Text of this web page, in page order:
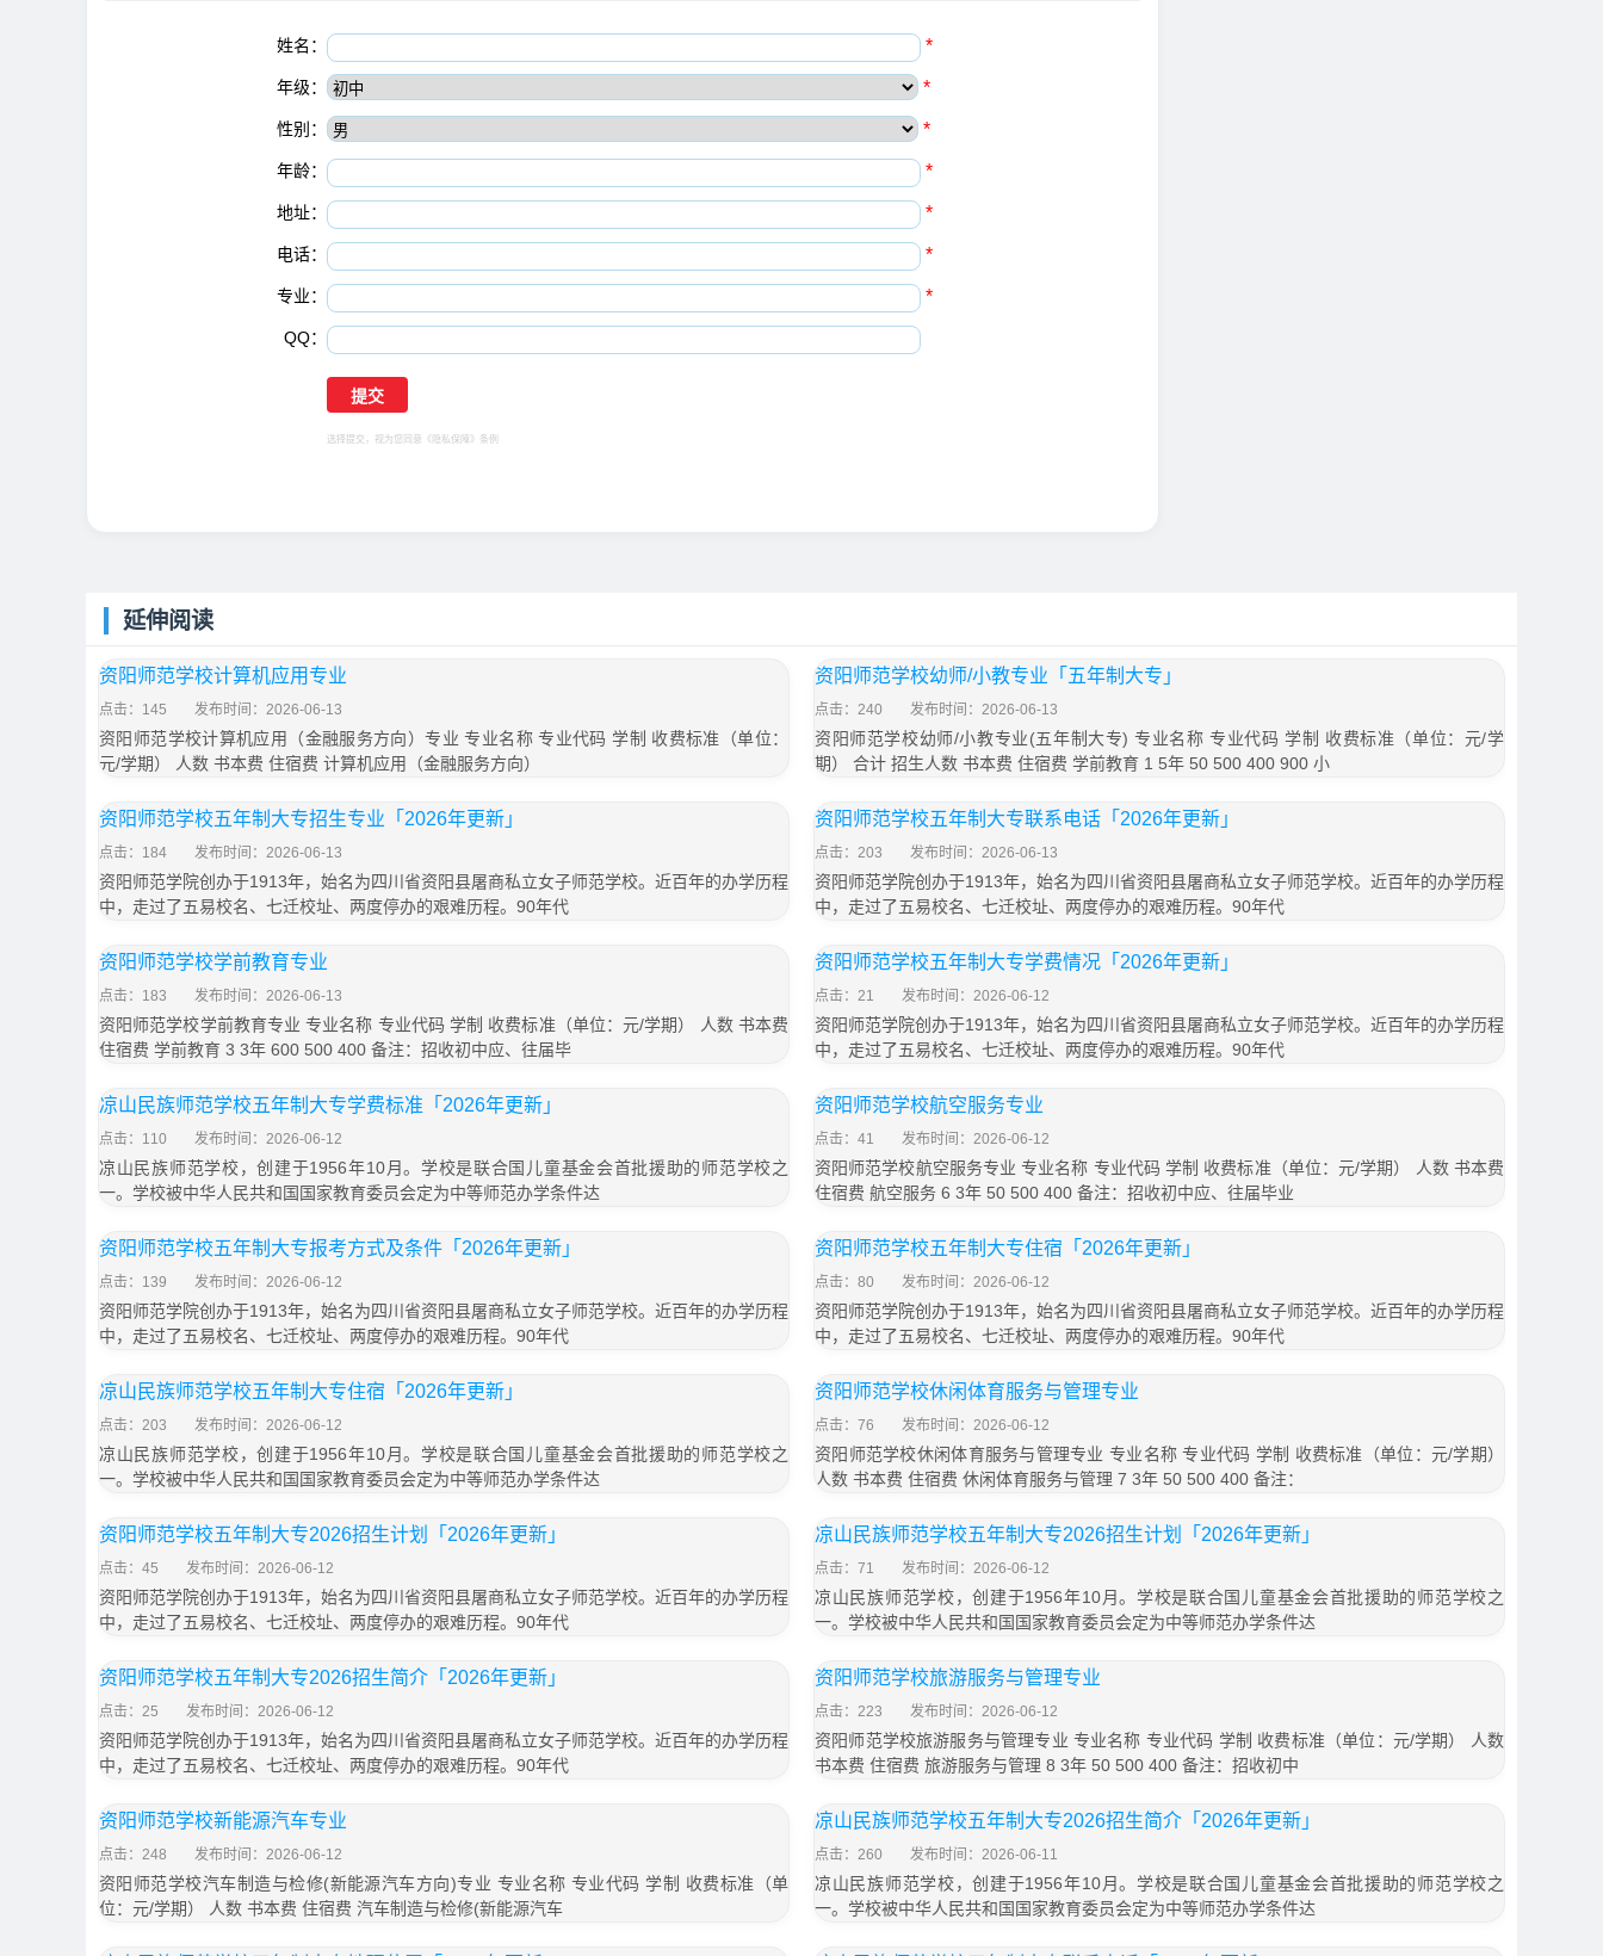
姓名： *
年级： *
性别： *
年龄： *
地址： *
电话： *
专业： *
QQ：
选择提交，视为您同意 《隐私保障》 条例
延伸阅读
资阳师范学校计算机应用专业
点击：145 发布时间：2026-06-13
资阳师范学校计算机应用（金融服务方向）专业 专业名称 专业代码 学制 收费标准（单位：
元/学期） 人数 书本费 住宿费 计算机应用（金融服务方向）
资阳师范学校幼师/小教专业「五年制大专」
点击：240 发布时间：2026-06-13
资阳师范学校幼师/小教专业(五年制大专) 专业名称 专业代码 学制 收费标准（单位：元/学
期） 合计 招生人数 书本费 住宿费 学前教育 1 5年 50 500 400 900 小
资阳师范学校五年制大专招生专业「2026年更新」
点击：184 发布时间：2026-06-13
资阳师范学院创办于1913年，始名为四川省资阳县屠商私立女子师范学校。近百年的办学历程
中，走过了五易校名、七迁校址、两度停办的艰难历程。90年代
资阳师范学校五年制大专联系电话「2026年更新」
点击：203 发布时间：2026-06-13
资阳师范学院创办于1913年，始名为四川省资阳县屠商私立女子师范学校。近百年的办学历程
中，走过了五易校名、七迁校址、两度停办的艰难历程。90年代
资阳师范学校学前教育专业
点击：183 发布时间：2026-06-13
资阳师范学校学前教育专业 专业名称 专业代码 学制 收费标准（单位：元/学期） 人数 书本费
住宿费 学前教育 3 3年 600 500 400 备注：招收初中应、往届毕
资阳师范学校五年制大专学费情况「2026年更新」
点击：21 发布时间：2026-06-12
资阳师范学院创办于1913年，始名为四川省资阳县屠商私立女子师范学校。近百年的办学历程
中，走过了五易校名、七迁校址、两度停办的艰难历程。90年代
凉山民族师范学校五年制大专学费标准「2026年更新」
点击：110 发布时间：2026-06-12
凉山民族师范学校，创建于1956年10月。学校是联合国儿童基金会首批援助的师范学校之
一。学校被中华人民共和国国家教育委员会定为中等师范办学条件达
资阳师范学校航空服务专业
点击：41 发布时间：2026-06-12
资阳师范学校航空服务专业 专业名称 专业代码 学制 收费标准（单位：元/学期） 人数 书本费
住宿费 航空服务 6 3年 50 500 400 备注：招收初中应、往届毕业
资阳师范学校五年制大专报考方式及条件「2026年更新」
点击：139 发布时间：2026-06-12
资阳师范学院创办于1913年，始名为四川省资阳县屠商私立女子师范学校。近百年的办学历程
中，走过了五易校名、七迁校址、两度停办的艰难历程。90年代
资阳师范学校五年制大专住宿「2026年更新」
点击：80 发布时间：2026-06-12
资阳师范学院创办于1913年，始名为四川省资阳县屠商私立女子师范学校。近百年的办学历程
中，走过了五易校名、七迁校址、两度停办的艰难历程。90年代
凉山民族师范学校五年制大专住宿「2026年更新」
点击：203 发布时间：2026-06-12
凉山民族师范学校，创建于1956年10月。学校是联合国儿童基金会首批援助的师范学校之
一。学校被中华人民共和国国家教育委员会定为中等师范办学条件达
资阳师范学校休闲体育服务与管理专业
点击：76 发布时间：2026-06-12
资阳师范学校休闲体育服务与管理专业 专业名称 专业代码 学制 收费标准（单位：元/学期）
人数 书本费 住宿费 休闲体育服务与管理 7 3年 50 500 400 备注：
资阳师范学校五年制大专2026招生计划「2026年更新」
点击：45 发布时间：2026-06-12
资阳师范学院创办于1913年，始名为四川省资阳县屠商私立女子师范学校。近百年的办学历程
中，走过了五易校名、七迁校址、两度停办的艰难历程。90年代
凉山民族师范学校五年制大专2026招生计划「2026年更新」
点击：71 发布时间：2026-06-12
凉山民族师范学校，创建于1956年10月。学校是联合国儿童基金会首批援助的师范学校之
一。学校被中华人民共和国国家教育委员会定为中等师范办学条件达
资阳师范学校五年制大专2026招生简介「2026年更新」
点击：25 发布时间：2026-06-12
资阳师范学院创办于1913年，始名为四川省资阳县屠商私立女子师范学校。近百年的办学历程
中，走过了五易校名、七迁校址、两度停办的艰难历程。90年代
资阳师范学校旅游服务与管理专业
点击：223 发布时间：2026-06-12
资阳师范学校旅游服务与管理专业 专业名称 专业代码 学制 收费标准（单位：元/学期） 人数
书本费 住宿费 旅游服务与管理 8 3年 50 500 400 备注：招收初中
资阳师范学校新能源汽车专业
点击：248 发布时间：2026-06-12
资阳师范学校汽车制造与检修(新能源汽车方向)专业 专业名称 专业代码 学制 收费标准（单
位：元/学期） 人数 书本费 住宿费 汽车制造与检修(新能源汽车
凉山民族师范学校五年制大专2026招生简介「2026年更新」
点击：260 发布时间：2026-06-11
凉山民族师范学校，创建于1956年10月。学校是联合国儿童基金会首批援助的师范学校之
一。学校被中华人民共和国国家教育委员会定为中等师范办学条件达